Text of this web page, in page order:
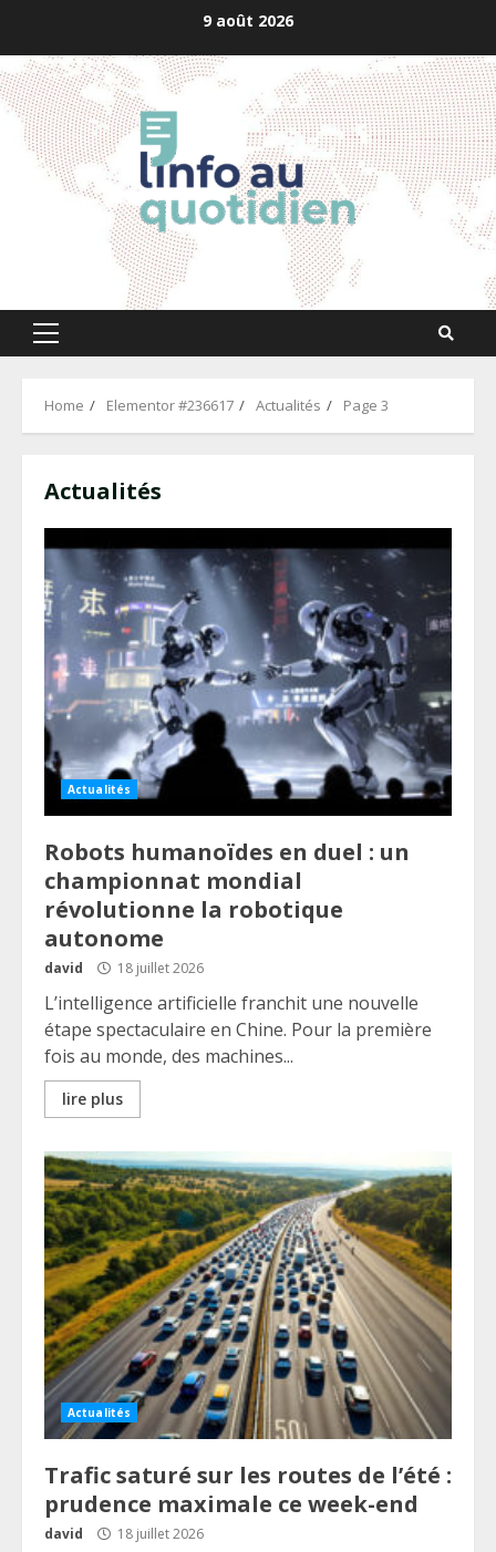
content
9 août 2026
Primary
Home Elementor #236617 Actualités Page 3
Actualités
Actualités
Robots humanoïdes en duel : un
championnat mondial
révolutionne la robotique
autonome
david 18 juillet 2026
L’intelligence artificielle franchit une nouvelle
étape spectaculaire en Chine. Pour la première
fois au monde, des machines...
lire plus
Actualités
Trafic saturé sur les routes de l’été :
prudence maximale ce week-end
david 18 juillet 2026